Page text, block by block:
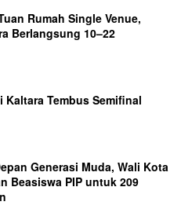
Rumah Single Venue,
Berlangsung 10–22
Kaltara Tembus Semifinal
Generasi Muda, Wali Kota
Beasiswa PIP untuk 209